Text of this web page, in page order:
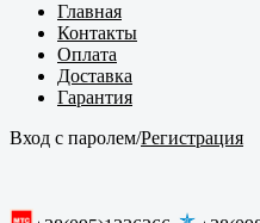
Главная
Контакты
Оплата
Доставка
Гарантия
Вход с паролем/Регистрация